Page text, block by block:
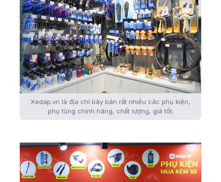
Xedap.vn là địa chỉ bày bán rất nhiều các phụ kiện,
phụ tùng chính hãng, chất lượng, giá tốt.